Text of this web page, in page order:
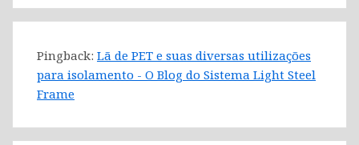
Pingback: Lã de PET e suas diversas utilizações
para isolamento - O Blog do Sistema Light Steel
Frame